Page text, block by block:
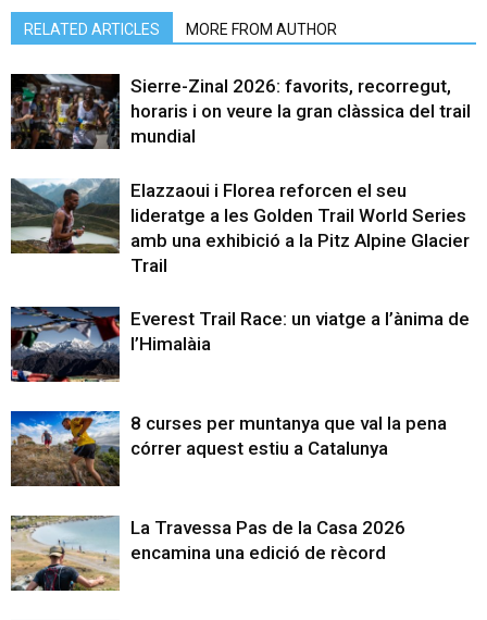
RELATED ARTICLES MORE FROM AUTHOR
Sierre-Zinal 2026: favorits, recorregut,
horaris i on veure la gran clàssica del trail
mundial
Elazzaoui i Florea reforcen el seu
lideratge a les Golden Trail World Series
amb una exhibició a la Pitz Alpine Glacier
Trail
Everest Trail Race: un viatge a l’ànima de
l’Himalàia
8 curses per muntanya que val la pena
córrer aquest estiu a Catalunya
La Travessa Pas de la Casa 2026
encamina una edició de rècord